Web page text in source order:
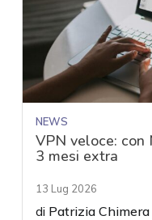
NEWS
VPN veloce:
3 mesi extra
13 Lug 2026
di Patrizia Chimera